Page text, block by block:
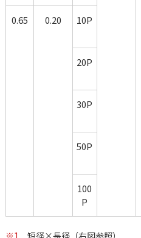
0.65 0.20 10P
20P
30P
50P
100
P
※1 短径×長径（右図参照）